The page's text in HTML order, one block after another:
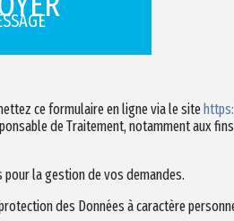
ce formulaire en ligne via le site
de Traitement, notamment aux
la gestion de vos demandes.
des Données à caractère